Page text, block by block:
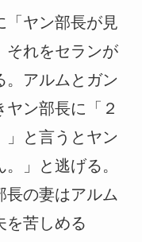
「ヤン部長が見
それをセランが
。アルムとガン
ン部長に「２
」と言うとヤン
」と逃げる。
長の妻はアルム
を苦しめる